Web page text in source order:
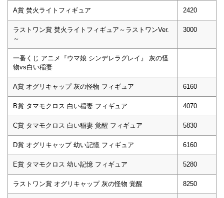
A賞 焚火ライトフィギュア 2420
ラストワン賞 焚火ライトフィギュア～ラストワンVer.
～
3000
一番くじ アニメ『ウマ娘 シンデレラグレイ』 灰の怪
物vs白い稲妻
A賞 オグリキャップ 灰の怪物 フィギュア 6160
B賞 タマモクロス 白い稲妻 フィギュア 4070
C賞 タマモクロス 白い稲妻 覚醒 フィギュア 5830
D賞 オグリキャップ 幼い記憶 フィギュア 6160
E賞 タマモクロス 幼い記憶 フィギュア 5280
ラストワン賞 オグリキャップ 灰の怪物 覚醒 8250